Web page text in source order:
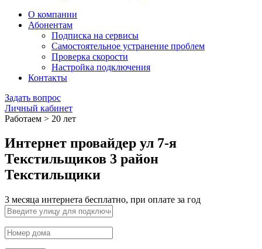
О компании
Абонентам
Подписка на сервисы
Самостоятельное устранение проблем
Проверка скорости
Настройка подключения
Контакты
Задать вопрос
Личный кабинет
Работаем > 20 лет
Интернет провайдер ул 7-я
Текстильщиков 3 район
Текстильщики
3 месяца интернета бесплатно, при оплате за год